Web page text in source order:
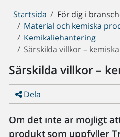
Du
är
här:
Startsida För dig i
Material och kemiska
Kemikaliehantering
Särskilda villkor –
Särskilda villkor –
Dela
Om det inte är möjligt
produkt som uppfyller